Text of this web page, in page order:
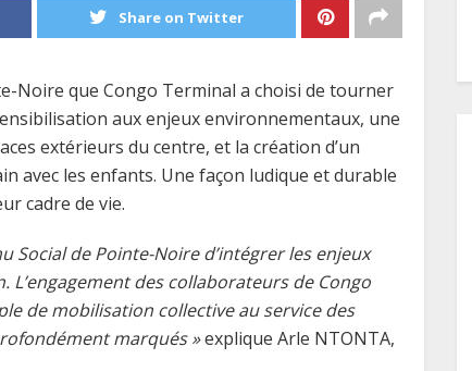
Share on Twitter
Noire que Congo Terminal a choisi de tourner
aux enjeux environnementaux, une
extérieurs du centre, et la création d’un
avec les enfants. Une façon ludique et durable
cadre de vie.
Social de Pointe-Noire d’intégrer les enjeux
des collaborateurs de Congo
de mobilisation collective au service des
marqués »explique Arle NTONTA,